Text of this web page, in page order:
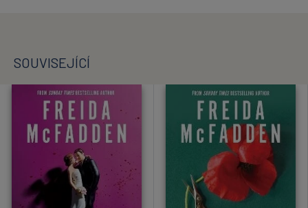
SOUVISEJÍCÍ